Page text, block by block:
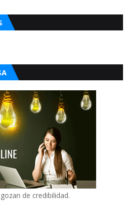
de credibilidad.